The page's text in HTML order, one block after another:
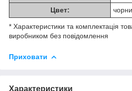
Цвет:
* Характеристики та комплектація
виробником без повідомлення
Приховати
Характеристики